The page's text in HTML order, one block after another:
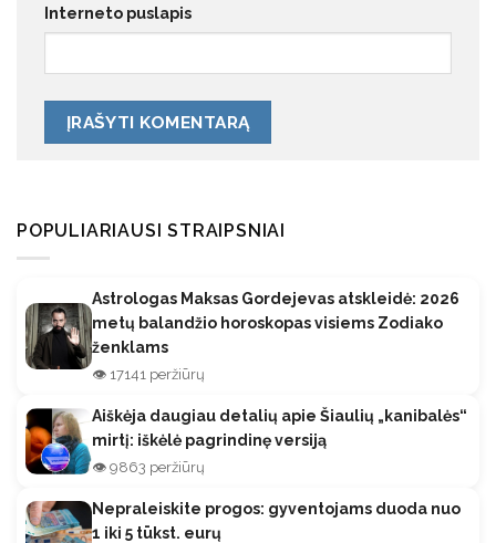
Interneto puslapis
POPULIARIAUSI STRAIPSNIAI
Astrologas Maksas Gordejevas atskleidė: 2026
metų balandžio horoskopas visiems Zodiako
ženklams
👁️ 17141 peržiūrų
Aiškėja daugiau detalių apie Šiaulių „kanibalės“
mirtį: iškėlė pagrindinę versiją
👁️ 9863 peržiūrų
Nepraleiskite progos: gyventojams duoda nuo
1 iki 5 tūkst. eurų